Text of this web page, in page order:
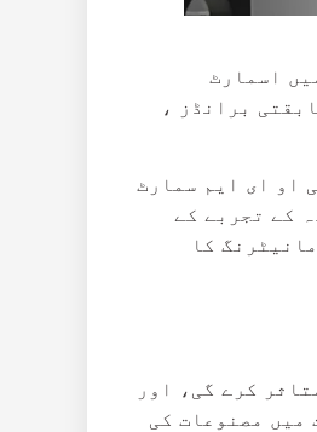
اسمارٹ
برانڈز ،
او ای ایم سمارٹ
واچ تیار کرنے کے 7 سال سے زیادہ کے تجربے کے
کا
کرے گی، اور
میں مصنوعات کی